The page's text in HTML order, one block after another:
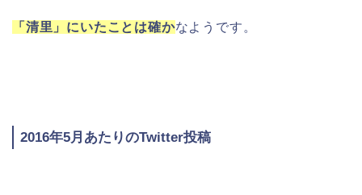
「清里」にいたことは確かなようです。
2016年5月あたりのTwitter投稿